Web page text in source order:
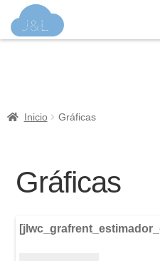
a
al
Inicio Gráficas
Gráficas